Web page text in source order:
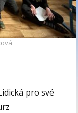
pro své